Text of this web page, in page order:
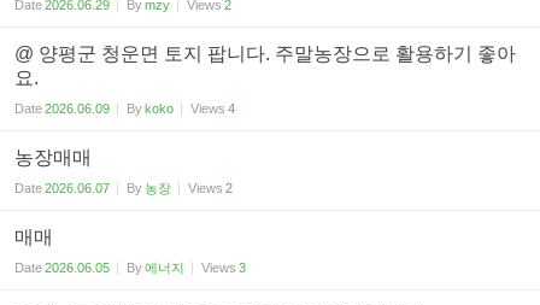
Date2026.06.29 Bymzy Views 2
@ 양평군 청운면 토지 팝니다. 주말농장으로 활용하기 좋아
요.
Date2026.06.09 Bykoko Views 4
농장매매
Date2026.06.07 By 농장 Views 2
매매
Date2026.06.05 By에너지 Views 3